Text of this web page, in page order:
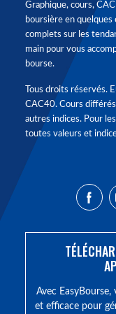
Graphique, cours,
boursière en quelques
complets sur les
main pour vous
bourse.
Tous droits réservés.
CAC40. Cours
autres indices. Pour
toutes valeurs et
Avec
et efficace pour